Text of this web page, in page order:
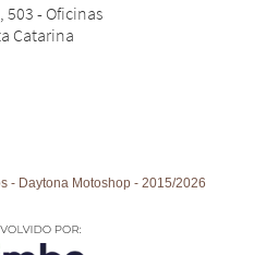
503 - Oficinas
Catarina
-Daytona Motoshop -2015/2026